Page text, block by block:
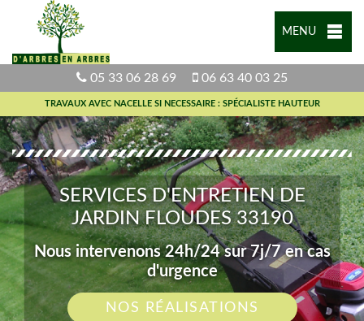
MENU
05 33 06 28 69 06 63 40 03 25
TRAVAUX AVEC NACELLE SI NECESSAIRE : SPÉCIALISTE HAUTEUR
SERVICES D'ENTRETIEN DE
JARDIN FLOUDES 33190
Nous intervenons 24h/24 sur 7j/7 en cas
d'urgence
NOS RÉALISATIONS